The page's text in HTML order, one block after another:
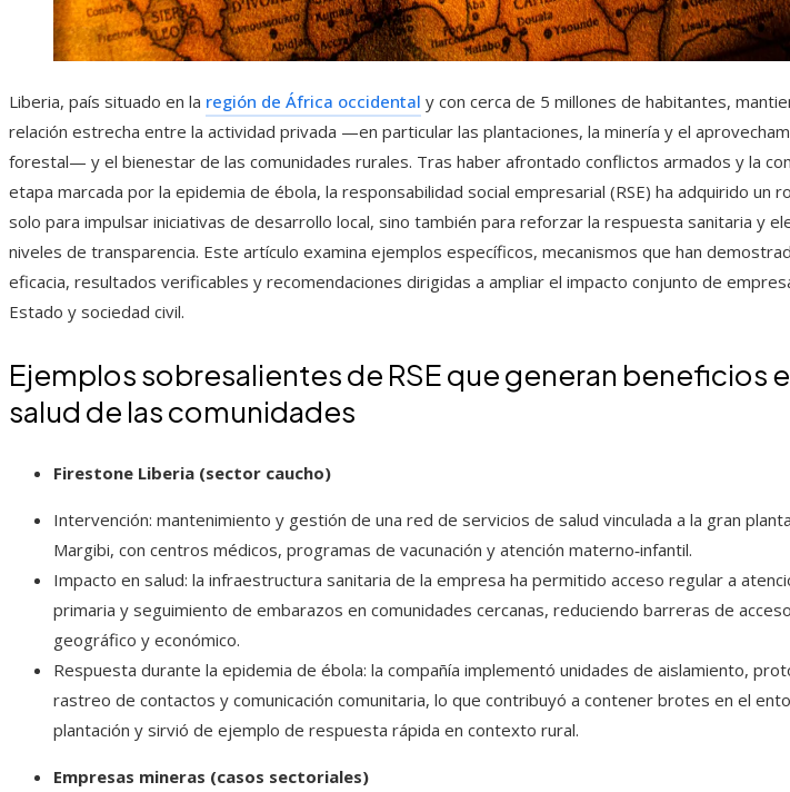
Liberia, país situado en la región de África occidental y con cerca de 5 millones de habitantes,
relación estrecha entre la actividad privada —en particular las plantaciones, la minería y el
forestal— y el bienestar de las comunidades rurales. Tras haber afrontado conflictos armados y la
etapa marcada por la epidemia de ébola, la responsabilidad social empresarial (RSE) ha adquirido un
solo para impulsar iniciativas de desarrollo local, sino también para reforzar la respuesta sanitaria y
niveles de transparencia. Este artículo examina ejemplos específicos, mecanismos que han
eficacia, resultados verificables y recomendaciones dirigidas a ampliar el impacto conjunto de
Estado y sociedad civil.
Ejemplos sobresalientes de RSE que generan beneficios
salud de las comunidades
Firestone Liberia (sector caucho)
Intervención: mantenimiento y gestión de una red de servicios de salud vinculada a la gran
Margibi, con centros médicos, programas de vacunación y atención materno‑infantil.
Impacto en salud: la infraestructura sanitaria de la empresa ha permitido acceso regular a
primaria y seguimiento de embarazos en comunidades cercanas, reduciendo barreras de acceso
geográfico y económico.
Respuesta durante la epidemia de ébola: la compañía implementó unidades de aislamiento,
rastreo de contactos y comunicación comunitaria, lo que contribuyó a contener brotes en el
plantación y sirvió de ejemplo de respuesta rápida en contexto rural.
Empresas mineras (casos sectoriales)